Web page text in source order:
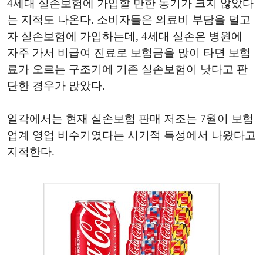
4세대 실손보험에 가입할 만한 동기가 크지 않았다
는 지적도 나온다. 소비자들은 의료비 부담을 덜고
자 실손보험에 가입하는데, 4세대 실손은 병원에
자주 가서 비급여 진료로 보험금을 많이 타면 보험
료가 오르는 구조기에 기존 실손보험이 낫다고 판
단한 경우가 많았다.
일각에서는 현재 실손보험 판매 저조는 7월이 보험
업계 영업 비수기였다는 시기적 특성에서 나왔다고
지적한다.